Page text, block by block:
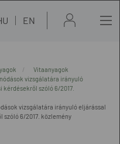
EN
Vitaanyagok
vizsgálatára irányuló
szóló 6/2017.
vizsgálatára irányuló eljárással
6/2017. közlemény